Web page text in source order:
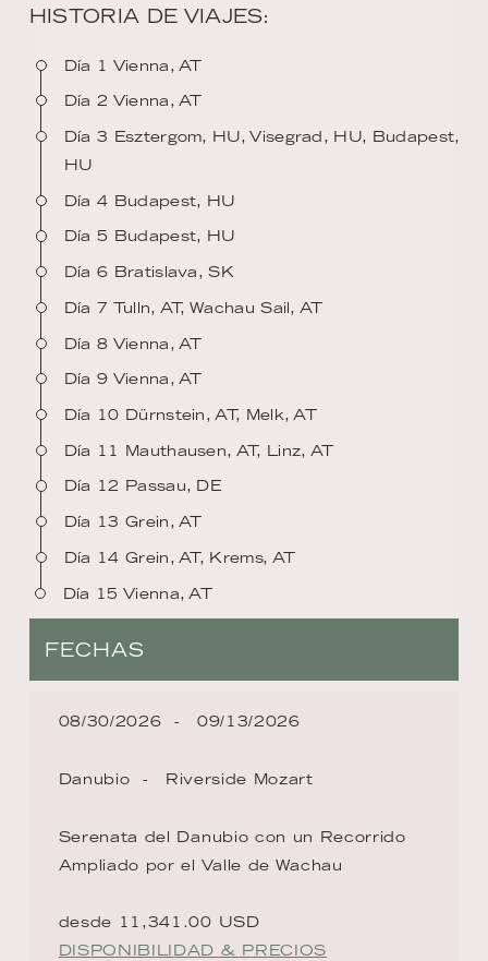
HISTORIA DE VIAJES:
Día 1 Vienna, AT
Día 2 Vienna, AT
Día 3 Esztergom, HU, Visegrad, HU, Budapest,
HU
Día 4 Budapest, HU
Día 5 Budapest, HU
Día 6 Bratislava, SK
Día 7 Tulln, AT, Wachau Sail, AT
Día 8 Vienna, AT
Día 9 Vienna, AT
Día 10 Dürnstein, AT, Melk, AT
Día 11 Mauthausen, AT, Linz, AT
Día 12 Passau, DE
Día 13 Grein, AT
Día 14 Grein, AT, Krems, AT
Día 15 Vienna, AT
FECHAS
08/30/2026 09/13/2026
Danubio Riverside Mozart
Serenata del Danubio con un Recorrido
Ampliado por el Valle de Wachau
desde 11,341.00 USD
DISPONIBILIDAD & PRECIOS